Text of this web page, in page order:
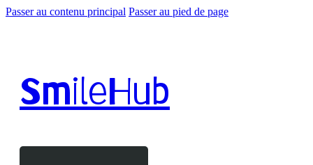
Passer au contenu principal Passer au pied de page
SmileHub